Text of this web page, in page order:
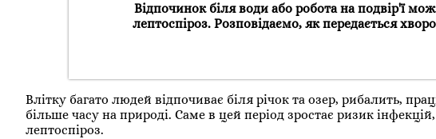
Відпочинок біля води або робота на подвір'ї
лептоспіроз. Розповідаємо, як передається
Влітку багато людей відпочиває біля річок та озер, рибалить,
більше часу на природі. Саме в цей період зростає ризик
лептоспіроз.